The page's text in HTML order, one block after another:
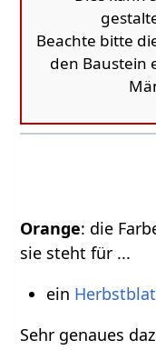
Beachte bitte
den Baustein
Orange: die
sie steht für ...
ein Herbst
Sehr genaues